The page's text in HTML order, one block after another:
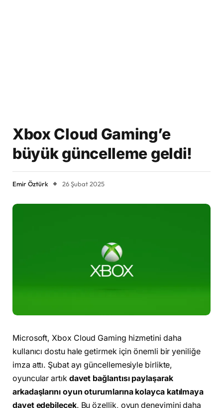
Xbox Cloud Gaming’e
büyük güncelleme geldi!
Emir Öztürk 26 Şubat 2025
Microsoft, Xbox Cloud Gaming hizmetini daha
kullanıcı dostu hale getirmek için önemli bir yeniliğe
imza attı. Şubat ayı güncellemesiyle birlikte,
oyuncular artık davet bağlantısı paylaşarak
arkadaşlarını oyun oturumlarına kolayca katılmaya
davet edebilecek. Bu özellik, oyun deneyimini daha